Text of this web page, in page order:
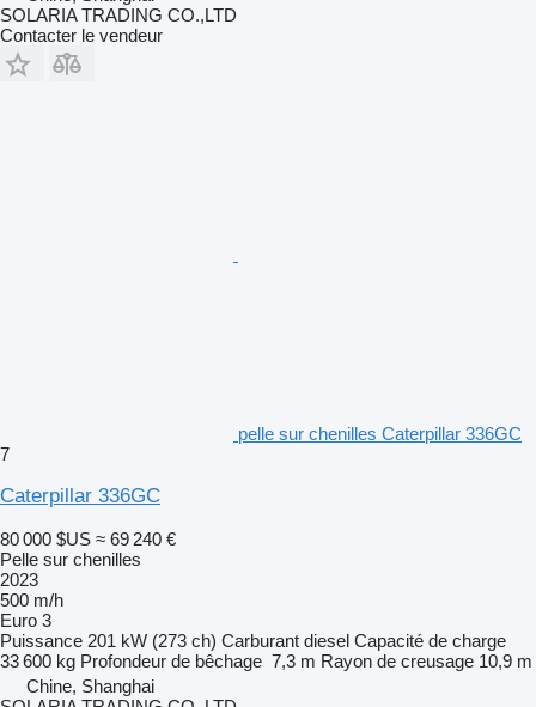
SOLARIA TRADING CO.,LTD
Contacter le vendeur
pelle sur chenilles Caterpillar 336GC
7
Caterpillar 336GC
80 000 $US ≈ 69 240 €
Pelle sur chenilles
2023
500 m/h
Euro 3
Puissance 201 kW (273 ch) Carburant diesel Capacité de charge
33 600 kg Profondeur de bêchage 7,3 m Rayon de creusage 10,9 m
Chine, Shanghai